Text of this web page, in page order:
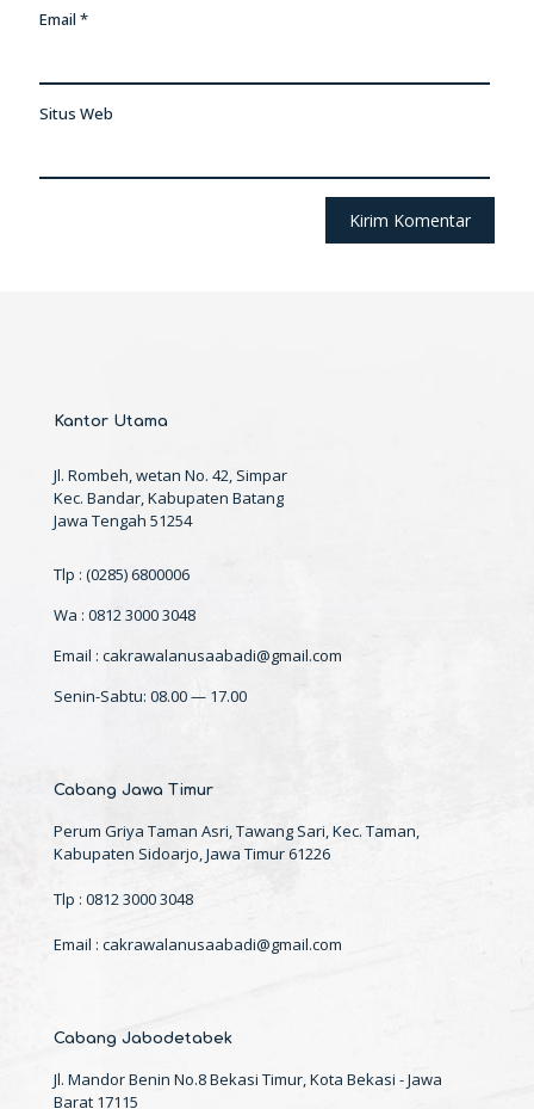
Email *
Situs Web
Kantor Utama
Jl. Rombeh, wetan No. 42, Simpar
Kec. Bandar, Kabupaten Batang
Jawa Tengah 51254
Tlp : (0285) 6800006
Wa : 0812 3000 3048
Email : cakrawalanusaabadi@gmail.com
Senin-Sabtu: 08.00 — 17.00
Cabang Jawa Timur
Perum Griya Taman Asri, Tawang Sari, Kec. Taman,
Kabupaten Sidoarjo, Jawa Timur 61226
Tlp : 0812 3000 3048
Email : cakrawalanusaabadi@gmail.com
Cabang Jabodetabek
Jl. Mandor Benin No.8 Bekasi Timur, Kota Bekasi - Jawa
Barat 17115